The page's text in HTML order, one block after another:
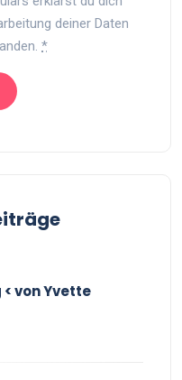
deiner Daten
*
von Yvette